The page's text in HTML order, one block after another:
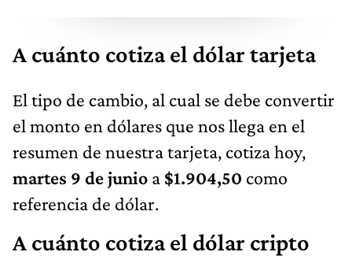
A cuánto cotiza el dólar tarjeta
El tipo de cambio, al cual se debe convertir
el monto en dólares que nos llega en el
resumen de nuestra tarjeta, cotiza hoy,
martes 9 de junio a $1.904,50 como
referencia de dólar.
A cuánto cotiza el dólar cripto